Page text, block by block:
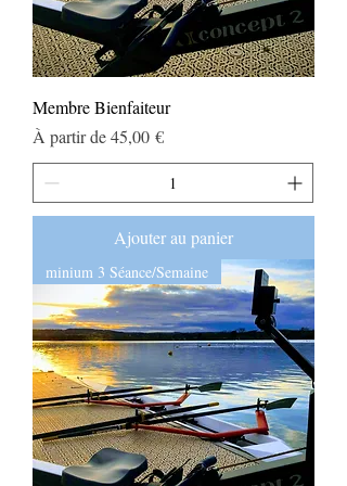
Membre Bienfaiteur
À partir de45,00 €
Prix promotionnel
Ajouter au panier
minium 3 Séance/Semaine